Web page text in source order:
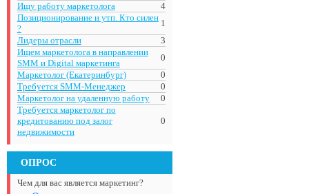
Ищу работу маркетолога
4
Позиционирование и утп. Кто силен
?
1
Лидеры отрасли
3
Ищем маркетолога в направлении
SMM и Digital маркетинга
0
Маркетолог (Екатеринбург)
0
Требуется SMM-Менеджер
0
Маркетолог на удаленную работу
0
Требуется маркетолог по
кредитованию под залог
недвижимости
0
ОПРОС
Чем для вас является маркетинг?